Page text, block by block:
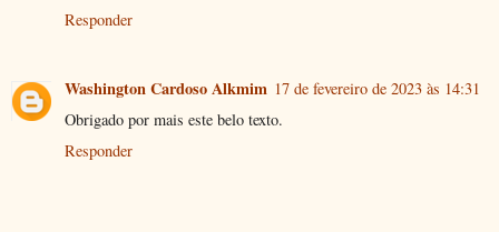
Responder
Washington Cardoso Alkmim 17 de fevereiro de 2023 às 14:31
Obrigado por mais este belo texto.
Responder